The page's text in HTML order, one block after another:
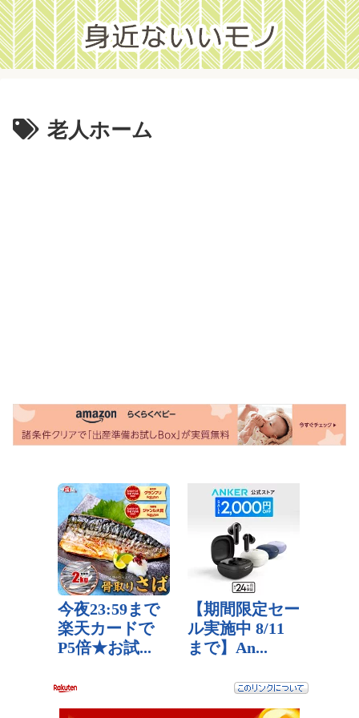
老人ホーム